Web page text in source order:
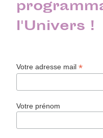
l'Univers !
Votre adresse mail*
Votre prénom